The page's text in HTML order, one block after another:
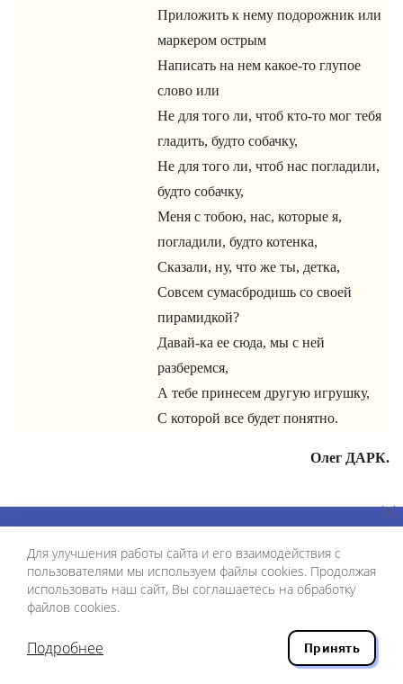
Приложить к нему подорожник или
маркером острым
Написать на нем какое-то глупое
слово или
Не для того ли, чтоб кто-то мог тебя
гладить, будто собачку,
Не для того ли, чтоб нас погладили,
будто собачку,
Меня с тобою, нас, которые я,
погладили, будто котенка,
Сказали, ну, что же ты, детка,
Совсем сумасбродишь со своей
пирамидкой?
Давай-ка ее сюда, мы с ней
разберемся,
А тебе принесем другую игрушку,
С которой все будет понятно.
Олег ДАРК.
70636
Для улучшения работы сайта и его взаимодействия с
пользователями мы используем файлы cookies. Продолжая
использовать наш сайт, Вы соглашаетесь на обработку
файлов cookies.
Подробнее Принять